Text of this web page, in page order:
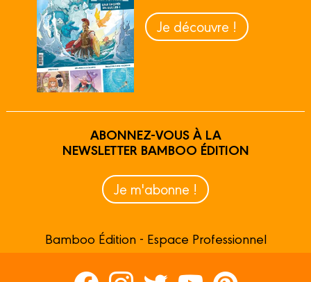
Je découvre !
ABONNEZ-VOUS À LA
NEWSLETTER BAMBOO ÉDITION
Je m'abonne !
Bamboo Édition - Espace Professionnel